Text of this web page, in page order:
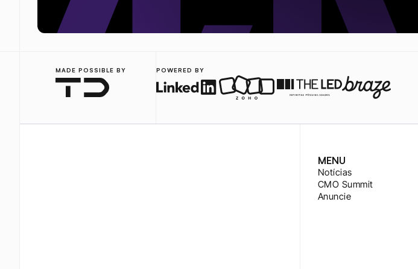
MADE POSSIBLE BY POWERED BY
MENU
Notícias
CMO Summit
Anuncie